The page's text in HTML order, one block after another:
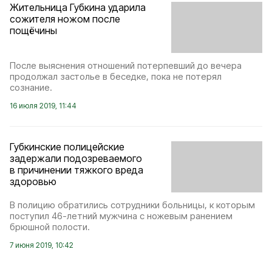
Жительница Губкина ударила
сожителя ножом после
пощёчины
После выяснения отношений потерпевший до вечера
продолжал застолье в беседке, пока не потерял
сознание.
16 июля 2019, 11:44
Губкинские полицейские
задержали подозреваемого
в причинении тяжкого вреда
здоровью
В полицию обратились сотрудники больницы, к которым
поступил 46-летний мужчина с ножевым ранением
брюшной полости.
7 июня 2019, 10:42